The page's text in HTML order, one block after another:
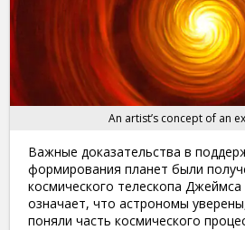
An artist’s concept of an
Важные доказательства в
формирования планет были
космического телескопа Джеймса
означает, что астрономы
поняли часть космического